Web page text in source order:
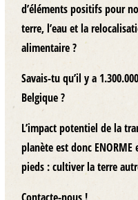
d’éléments positifs pour
terre, l’eau et la
alimentaire ?
Savais-tu qu’il y a
Belgique ?
L’impact potentiel de la
planète est donc
pieds : cultiver la terre